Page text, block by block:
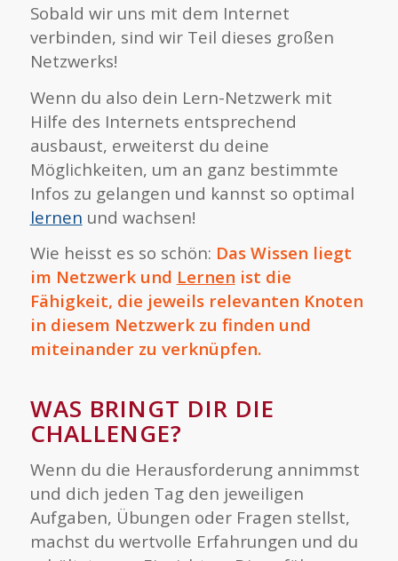
Sobald wir uns mit dem Internet
verbinden, sind wir Teil dieses großen
Netzwerks!
Wenn du also dein Lern-Netzwerk mit
Hilfe des Internets entsprechend
ausbaust, erweiterst du deine
Möglichkeiten, um an ganz bestimmte
Infos zu gelangen und kannst so optimal
lernen und wachsen!
Wie heisst es so schön: Das Wissen liegt
im Netzwerk und Lernen ist die
Fähigkeit, die jeweils relevanten Knoten
in diesem Netzwerk zu finden und
miteinander zu verknüpfen.
WAS BRINGT DIR DIE
CHALLENGE?
Wenn du die Herausforderung annimmst
und dich jeden Tag den jeweiligen
Aufgaben, Übungen oder Fragen stellst,
machst du wertvolle Erfahrungen und du